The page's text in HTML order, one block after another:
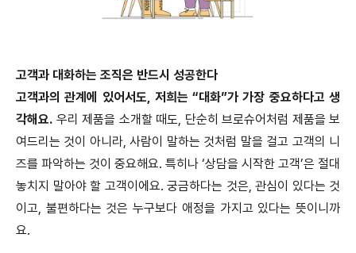
고객과 대화하는 조직은 반드시 성공한다
고객과의 관계에 있어서도, 저희는 “대화”가 가장 중요하다고 생
각해요. 우리 제품을 소개할 때도, 단순히 브로슈어처럼 제품을 보
여드리는 것이 아니라, 사람이 말하는 것처럼 말을 걸고 고객의 니
즈를 파악하는 것이 중요해요. 특히나 ‘상담을 시작한 고객’은 절대
놓치지 말아야 할 고객이에요. 궁금하다는 것은, 관심이 있다는 것
이고, 불편하다는 것은 누구보다 애정을 가지고 있다는 뜻이니까
요.